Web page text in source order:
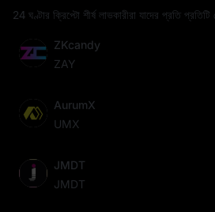
24 ঘণ্টার ক্রিপ্টো শীর্ষ লাভকারীরা যাদের প্রতি
ZKcandy
ZAY
AurumX
UMX
JMDT
JMDT